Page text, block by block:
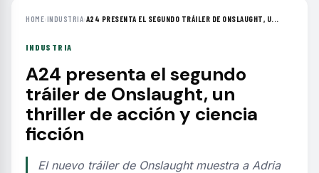
HOME›INDUSTRIA›A24 PRESENTA EL SEGUNDO TRÁILER DE ONSLAUGHT, U...
INDUSTRIA
A24 presenta el segundo
tráiler de Onslaught, un
thriller de acción y ciencia
ficción
El nuevo tráiler de Onslaught muestra a Adria